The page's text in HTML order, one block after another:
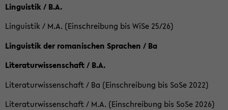
Linguistik / B.A.
Linguistik / M.A. (Einschreibung bis WiSe 25/26)
Linguistik der romanischen Sprachen / Ba
Literaturwissenschaft / B.A.
Literaturwissenschaft / Ba (Einschreibung bis SoSe 2022)
Literaturwissenschaft / M.A. (Einschreibung bis SoSe 2026)